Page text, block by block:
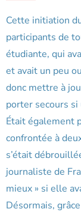
Cette initiation
participants de
étudiante, qui
et avait un peu
donc mettre à
porter secours si
Était également
confrontée à
s’était
journaliste de
mieux » si elle
Désormais,